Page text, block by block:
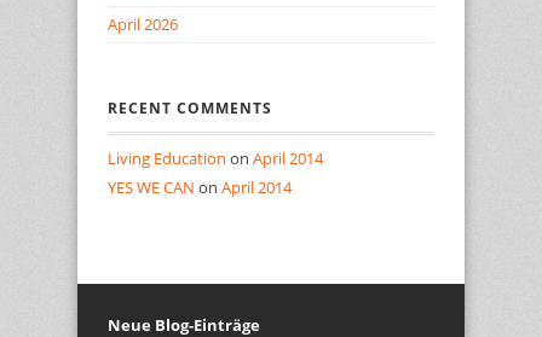
April 2026
RECENT COMMENTS
Living Education on April 2014
YES WE CAN on April 2014
Neue Blog-Einträge